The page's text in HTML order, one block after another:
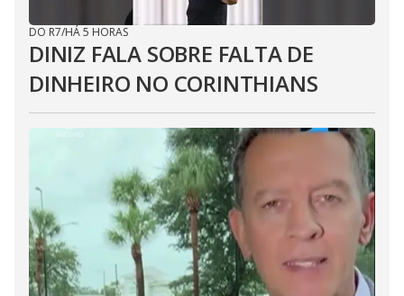
DO R7/HÁ 5 HORAS
DINIZ FALA SOBRE FALTA DE
DINHEIRO NO CORINTHIANS